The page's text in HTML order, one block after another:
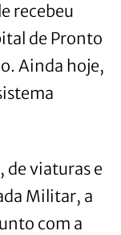
recebeu
de Pronto
Ainda hoje,
de viaturas e
Militar, a
com a